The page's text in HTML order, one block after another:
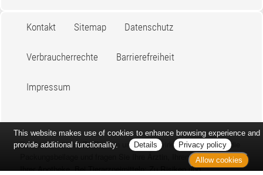
Kontakt Sitemap Datenschutz
Verbraucherrechte Barrierefreiheit
Impressum
Bei Arzneimitteln: Zu Risiken und Nebenwirkungen lesen Sie die
Packungsbeilage und fragen Sie Ihre Ärztin, Ihren Arzt oder in
Ihrer Apotheke. Bei Tierarzneimitteln: Zu Risiken und
This website makes use of cookies to enhance browsing experience and
provide additional functionality.
Details
Privacy policy
Allow cookies